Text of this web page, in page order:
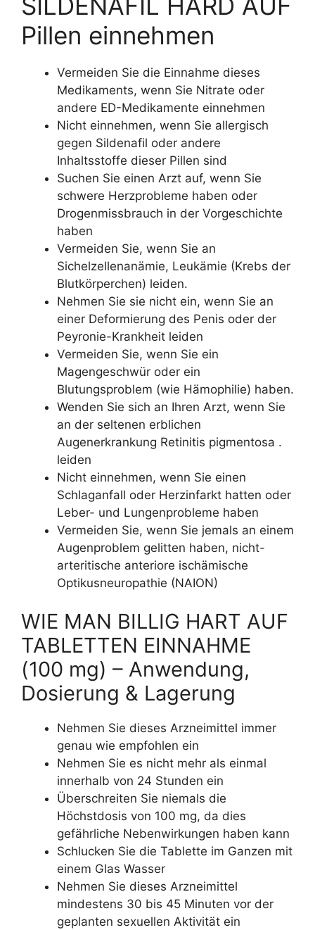
Pillen einnehmen
Vermeiden Sie die Einnahme dieses
Medikaments, wenn Sie Nitrate oder
andere ED-Medikamente einnehmen
Nicht einnehmen, wenn Sie allergisch
gegen Sildenafil oder andere
Inhaltsstoffe dieser Pillen sind
Suchen Sie einen Arzt auf, wenn Sie
schwere Herzprobleme haben oder
Drogenmissbrauch in der Vorgeschichte
haben
Vermeiden Sie, wenn Sie an
Sichelzellenanämie, Leukämie (Krebs der
Blutkörperchen) leiden.
Nehmen Sie sie nicht ein, wenn Sie an
einer Deformierung des Penis oder der
Peyronie-Krankheit leiden
Vermeiden Sie, wenn Sie ein
Magengeschwür oder ein
Blutungsproblem (wie Hämophilie) haben.
Wenden Sie sich an Ihren Arzt, wenn Sie
an der seltenen erblichen
Augenerkrankung Retinitis pigmentosa .
leiden
Nicht einnehmen, wenn Sie einen
Schlaganfall oder Herzinfarkt hatten oder
Leber- und Lungenprobleme haben
Vermeiden Sie, wenn Sie jemals an einem
Augenproblem gelitten haben, nicht-
arteritische anteriore ischämische
Optikusneuropathie (NAION)
WIE MAN BILLIG HART AUF
TABLETTEN EINNAHME
(100 mg) – Anwendung,
Dosierung & Lagerung
Nehmen Sie dieses Arzneimittel immer
genau wie empfohlen ein
Nehmen Sie es nicht mehr als einmal
innerhalb von 24 Stunden ein
Überschreiten Sie niemals die
Höchstdosis von 100 mg, da dies
gefährliche Nebenwirkungen haben kann
Schlucken Sie die Tablette im Ganzen mit
einem Glas Wasser
Nehmen Sie dieses Arzneimittel
mindestens 30 bis 45 Minuten vor der
geplanten sexuellen Aktivität ein